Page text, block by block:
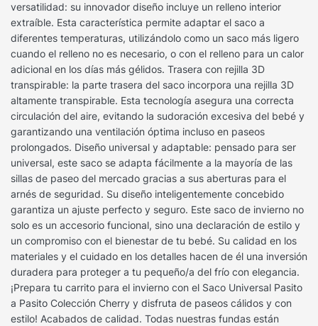
versatilidad: su innovador diseño incluye un relleno interior
extraíble. Esta característica permite adaptar el saco a
diferentes temperaturas, utilizándolo como un saco más ligero
cuando el relleno no es necesario, o con el relleno para un calor
adicional en los días más gélidos. Trasera con rejilla 3D
transpirable: la parte trasera del saco incorpora una rejilla 3D
altamente transpirable. Esta tecnología asegura una correcta
circulación del aire, evitando la sudoración excesiva del bebé y
garantizando una ventilación óptima incluso en paseos
prolongados. Diseño universal y adaptable: pensado para ser
universal, este saco se adapta fácilmente a la mayoría de las
sillas de paseo del mercado gracias a sus aberturas para el
arnés de seguridad. Su diseño inteligentemente concebido
garantiza un ajuste perfecto y seguro. Este saco de invierno no
solo es un accesorio funcional, sino una declaración de estilo y
un compromiso con el bienestar de tu bebé. Su calidad en los
materiales y el cuidado en los detalles hacen de él una inversión
duradera para proteger a tu pequeño/a del frío con elegancia.
¡Prepara tu carrito para el invierno con el Saco Universal Pasito
a Pasito Colección Cherry y disfruta de paseos cálidos y con
estilo! Acabados de calidad. Todas nuestras fundas están